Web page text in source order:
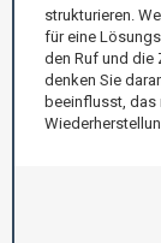
strukturieren.
für eine
den Ruf und die
denken Sie
beeinflusst, das